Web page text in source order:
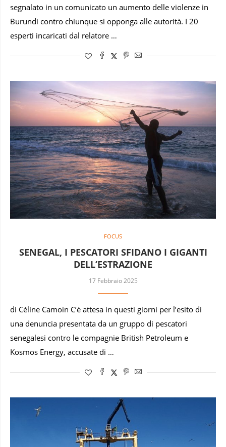
segnalato in un comunicato un aumento delle violenze in
Burundi contro chiunque si opponga alle autorità. I 20
esperti incaricati dal relatore …
FOCUS
SENEGAL, I PESCATORI SFIDANO I GIGANTI
DELL’ESTRAZIONE
17 Febbraio 2025
di Céline Camoin C’è attesa in questi giorni per l’esito di
una denuncia presentata da un gruppo di pescatori
senegalesi contro le compagnie British Petroleum e
Kosmos Energy, accusate di …